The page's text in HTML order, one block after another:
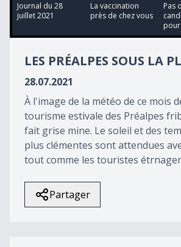
10
minutes,
seconds
Journal du 28
juillet 2021
La vaccination
près de chez vous
Pas
pour
LES PRÉALPES SOUS LA
28.07.2021
À l'image de la météo de ce mois
tourisme estivale des Préalpes
fait grise mine. Le soleil et des
plus clémentes sont attendues
tout comme les touristes
Partager